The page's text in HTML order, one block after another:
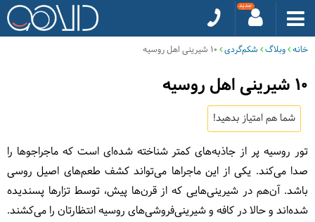
خانه وبلاگ شکم‌گردی
10 شیرینی اهل روسیه
شما هم امتیاز بدهید!
تور روسیه پر از جاذبه‌های کمتر شناخته شده‌ای است که ماجراجوها را
صدا می‌کند. یکی از این ماجراها می‌تواند کشف طعم‌های اصیل روسی
باشد. آن‌هم در شیرینی‌هایی که از قرن‌ها پیش، توسط تزارها پسندیده
شده‌اند و حالا در کافه و شیرینی‌‌فروشی‌های روسیه انتظارتان را می‌کشند.